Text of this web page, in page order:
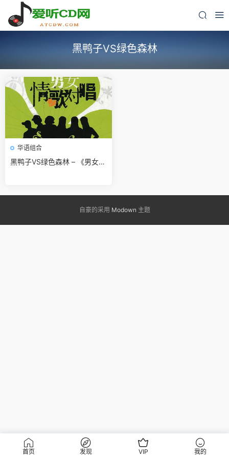
黑鸭子VS绿色森林
华语组合
黑鸭子VS绿色森林 – 《男女情
自豪的采用 Modown 主题
首页 发现 VIP 我的